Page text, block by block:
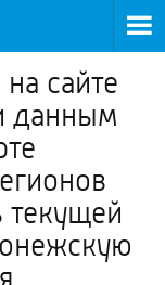
сайте
данным